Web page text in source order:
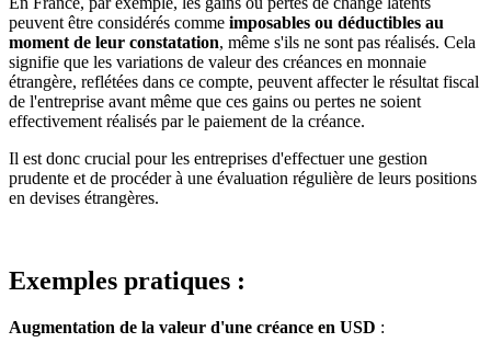
peuvent être considérés comme imposables ou déductibles au
moment de leur constatation, même s'ils ne sont pas réalisés. Cela
signifie que les variations de valeur des créances en monnaie
étrangère, reflétées dans ce compte, peuvent affecter le résultat fiscal
de l'entreprise avant même que ces gains ou pertes ne soient
effectivement réalisés par le paiement de la créance.
Il est donc crucial pour les entreprises d'effectuer une gestion
prudente et de procéder à une évaluation régulière de leurs positions
en devises étrangères.
Exemples pratiques :
Augmentation de la valeur d'une créance en USD :